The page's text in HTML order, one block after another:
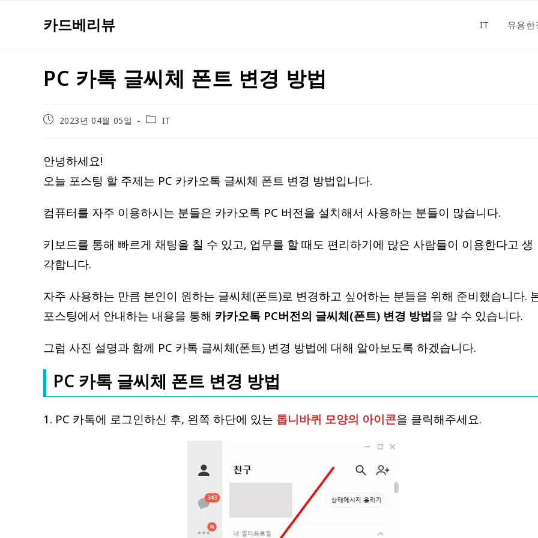
카드베리뷰 IT 유용한
PC 카톡 글씨체 폰트 변경 방법
Post2023년 04월 05일
PostIT
안녕하세요!
오늘 포스팅 할 주제는 PC 카카오톡 글씨체 폰트 변경 방법입니다.
컴퓨터를 자주 이용하시는 분들은 카카오톡 PC 버전을 설치해서 사용하는 분들이 많습니다.
키보드를 통해 빠르게 채팅을 칠 수 있고, 업무를 할 때도 편리하기에 많은 사람들이 이용한다고 생
각합니다.
자주 사용하는 만큼 본인이 원하는 글씨체(폰트)로 변경하고 싶어하는 분들을 위해 준비했습니다.
포스팅에서 안내하는 내용을 통해 카카오톡 PC버전의 글씨체(폰트) 변경 방법을 알 수 있습니다.
그럼 사진 설명과 함께 PC 카톡 글씨체(폰트) 변경 방법에 대해 알아보도록 하겠습니다.
PC 카톡 글씨체 폰트 변경 방법
1. PC 카톡에 로그인하신 후, 왼쪽 하단에 있는 톱니바퀴 모양의 아이콘을 클릭해주세요.